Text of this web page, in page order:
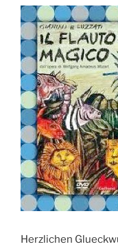
Herzlichen